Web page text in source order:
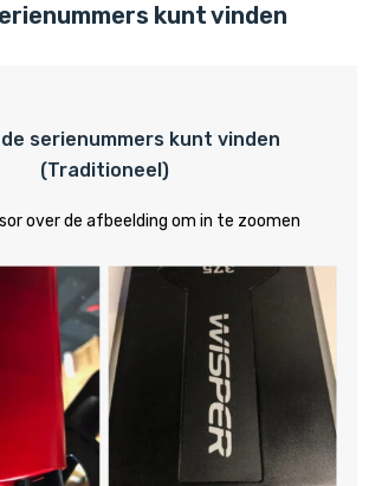
kunt vinden
de serienummers kunt vinden
(Traditioneel)
over de afbeelding om in te zoomen